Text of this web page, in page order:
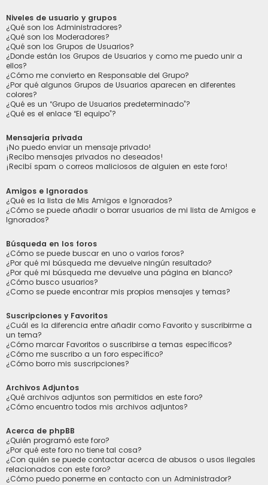
Niveles de usuario y grupos
¿Qué son los Administradores?
¿Qué son los Moderadores?
¿Qué son los Grupos de Usuarios?
¿Donde están los Grupos de Usuarios y como me puedo unir a
ellos?
¿Cómo me convierto en Responsable del Grupo?
¿Por qué algunos Grupos de Usuarios aparecen en diferentes
colores?
¿Qué es un “Grupo de Usuarios predeterminado”?
¿Qué es el enlace “El equipo”?
Mensajería privada
¡No puedo enviar un mensaje privado!
¡Recibo mensajes privados no deseados!
¡Recibí spam o correos maliciosos de alguien en este foro!
Amigos e Ignorados
¿Qué es la lista de Mis Amigos e Ignorados?
¿Cómo se puede añadir o borrar usuarios de mi lista de Amigos e
Ignorados?
Búsqueda en los foros
¿Cómo se puede buscar en uno o varios foros?
¿Por qué mi búsqueda me devuelve ningún resultado?
¿Por qué mi búsqueda me devuelve una página en blanco?
¿Cómo busco usuarios?
¿Como se puede encontrar mis propios mensajes y temas?
Suscripciones y Favoritos
¿Cuál es la diferencia entre añadir como Favorito y suscribirme a
un tema?
¿Cómo marcar Favoritos o suscribirse a temas específicos?
¿Cómo me suscribo a un foro específico?
¿Cómo borro mis suscripciones?
Archivos Adjuntos
¿Qué archivos adjuntos son permitidos en este foro?
¿Cómo encuentro todos mis archivos adjuntos?
Acerca de phpBB
¿Quién programó este foro?
¿Por qué este foro no tiene tal cosa?
¿Con quién se puede contactar acerca de abusos o usos ilegales
relacionados con este foro?
¿Cómo puedo ponerme en contacto con un Administrador?